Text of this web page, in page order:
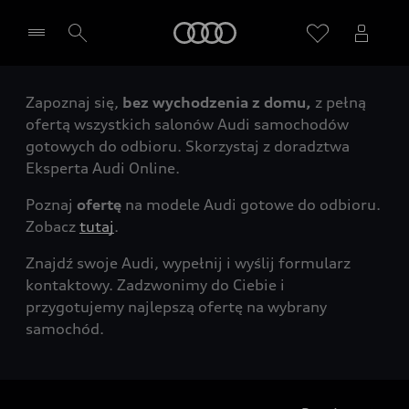
Wybierz Twojego Partnera Audi
Zapoznaj się, bez wychodzenia z domu, z pełną
ofertą wszystkich salonów Audi samochodów
gotowych do odbioru. Skorzystaj z doradztwa
Eksperta Audi Online.
Poznaj ofertę na modele Audi gotowe do odbioru.
Zobacz tutaj.
Znajdź swoje Audi, wypełnij i wyślij formularz
kontaktowy. Zadzwonimy do Ciebie i
przygotujemy najlepszą ofertę na wybrany
samochód.